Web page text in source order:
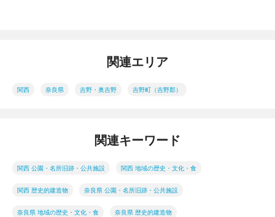
関連エリア
関西 奈良県 吉野・奥吉野 吉野町（吉野郡）
関連キーワード
関西 公園・名所旧跡・公共施設 関西 地域の歴史・文化・食
関西 歴史的建造物 奈良県 公園・名所旧跡・公共施設
奈良県 地域の歴史・文化・食 奈良県 歴史的建造物